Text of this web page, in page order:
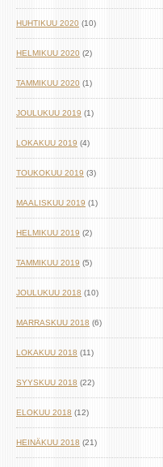
HUHTIKUU 2020 (10)
HELMIKUU 2020 (2)
TAMMIKUU 2020 (1)
JOULUKUU 2019 (1)
LOKAKUU 2019 (4)
TOUKOKUU 2019 (3)
MAALISKUU 2019 (1)
HELMIKUU 2019 (2)
TAMMIKUU 2019 (5)
JOULUKUU 2018 (10)
MARRASKUU 2018 (6)
LOKAKUU 2018 (11)
SYYSKUU 2018 (22)
ELOKUU 2018 (12)
HEINÄKUU 2018 (21)